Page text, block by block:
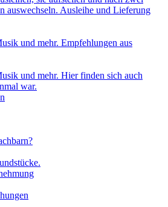
auswechseln. Ausleihe und Lieferung
und mehr. Empfehlungen aus
und mehr. Hier finden sich auch
war.